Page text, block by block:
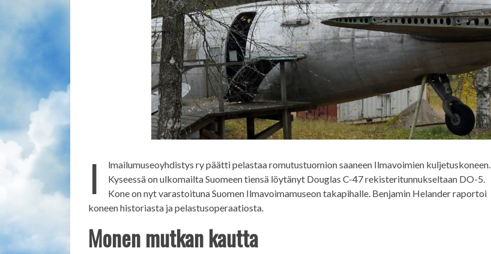
I
lmailumuseoyhdistys ry päätti pelastaa romutustuomion saaneen Ilmavoimien kuljetuskoneen.
Kyseessä on ulkomailta Suomeen tiensä löytänyt Douglas C-47 rekisteritunnukseltaan DO-5.
Kone on nyt varastoituna Suomen Ilmavoimamuseon takapihalle. Benjamin Helander raportoi
koneen historiasta ja pelastusoperaatiosta.
Monen mutkan kautta